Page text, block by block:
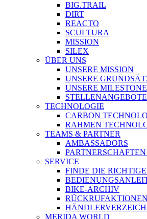
BIG.TRAIL
DIRT
REACTO
SCULTURA
MISSION
SILEX
ÜBER UNS
UNSERE MISSION
UNSERE
UNSERE
STELLENANGEBOTE
TECHNOLOGIE
CARBON
RAHMEN
TEAMS & PARTNER
AMBASSADORS
SERVICE
FINDE DIE
BIKE-ARCHIV
RÜCKRUFAKTIONEN
MERIDA WORLD